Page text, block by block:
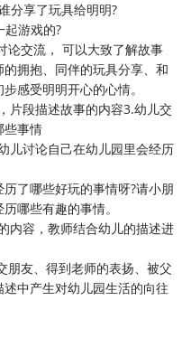
享了玩具给明明?
游戏的?
交流， 可以大致了解故事
拥抱、同伴的玩具分享、和
感受明明开心的心情。
段描述故事的内容3.幼儿交
些事情
讨论自己在幼儿园里会经历
了哪些好玩的事情呀?请小朋
哪些有趣的事情。
容，教师结合幼儿的描述进
友、得到老师的表扬、被父
中产生对幼儿园生活的向往